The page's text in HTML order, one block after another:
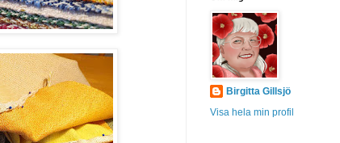
Birgitta Gillsjö
Visa hela min profil